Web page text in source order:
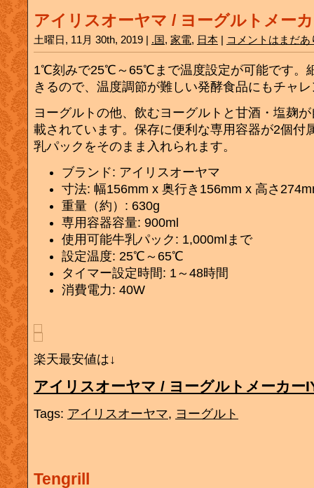
アイリスオーヤマ / ヨーグルトメー
土曜日, 11月 30th, 2019 | .国, 家電, 日本 | コメントはまだあ
1℃刻みで25℃～65℃まで温度設定が可能です。
きるので、温度調節が難しい発酵食品にもチャ
ヨーグルトの他、飲むヨーグルトと甘酒・塩麹
載されています。保存に便利な専用容器が2個付
乳パックをそのまま入れられます。
ブランド: アイリスオーヤマ
寸法: 幅156mm x 奥行き156mm x 高さ
重量（約）: 630g
専用容器容量: 900ml
使用可能牛乳パック: 1,000mlまで
設定温度: 25℃～65℃
タイマー設定時間: 1～48時間
消費電力: 40W
楽天最安値は↓
アイリスオーヤマ / ヨーグルトメーカー
Tags: アイリスオーヤマ, ヨーグルト
Tengrill